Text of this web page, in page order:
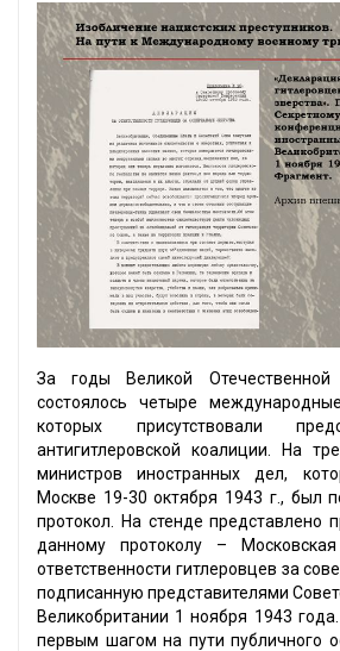
За годы Великой
состоялось четыре
которых присутствовали
антигитлеровской коалиции. На
министров иностранных дел,
Москве 19-30 октября 1943 г., был
протокол. На стенде
данному протоколу –
ответственности гитлеровцев за
подписанную представителями
Великобритании 1 ноября 1943
первым шагом на пути публичного